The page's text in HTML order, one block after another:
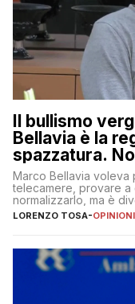
Il bullismo
Bellavia è la
spazzatura.
Marco Bellavia voleva
telecamere, provare a
normalizzarlo, ma è
copione
LORENZO TOSA-OPINIONI